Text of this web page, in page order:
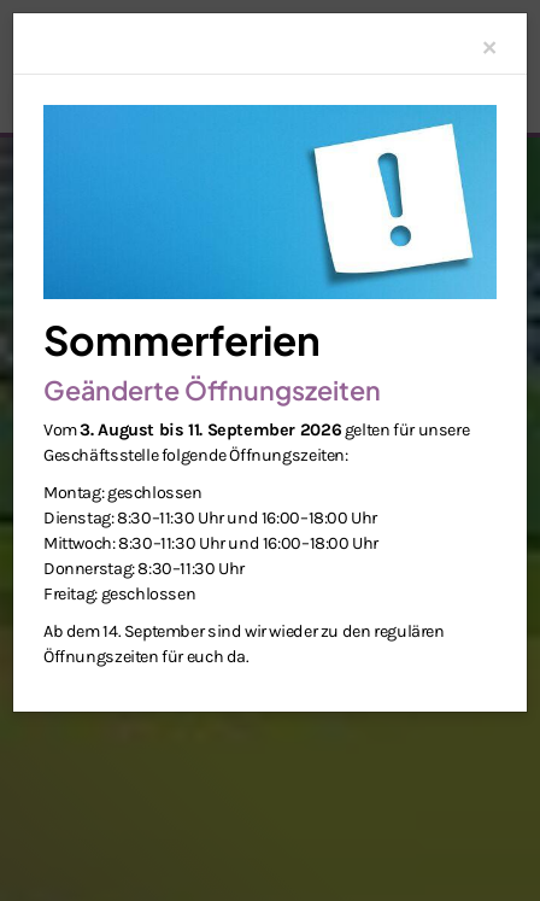
×
Sommerferien
Geänderte Öffnungszeiten
Vom3. August bis 11. September 2026 gelten für unsere
Geschäftsstelle folgende Öffnungszeiten:
Montag: geschlossen
Dienstag: 8:30–11:30 Uhr und 16:00–18:00 Uhr
Mittwoch: 8:30–11:30 Uhr und 16:00–18:00 Uhr
Donnerstag: 8:30–11:30 Uhr
Freitag: geschlossen
Ab dem 14. September sind wir wieder zu den regulären
Öffnungszeiten für euch da.